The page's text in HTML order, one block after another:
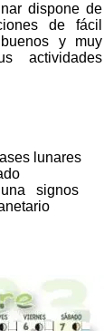
dispone de
de fácil
y muy
actividades
lunares
signos